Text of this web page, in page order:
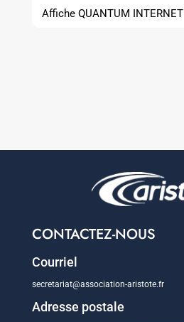
Affiche QUANTUM INTERNET
CONTACTEZ-NOUS
Courriel
secretariat@association-aristote.fr
Adresse postale